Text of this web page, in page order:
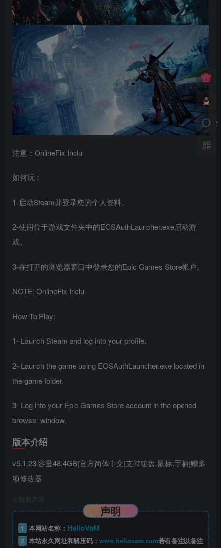
注意：OnlineFix Inclu
如何玩：
1-启动Steam并登录您的个人资料。
2-使用位于游戏文件夹中的EOSAuthLauncher.exe启动游
戏。
3-在打开的浏览器窗口中登录您的Epic Games Store帐户。
NOTE: OnlineFix Inclu
How To Play:
1- Launch Steam and log into your profile.
2- Launch the game using EOSAuthLauncher.exe located in
the game folder.
3- Log into your Epic Games Store account in the opened
browser window.
版本介绍
v5.1.23|容量48.4GB|官方简体中文|支持键盘.鼠标.手柄|赠多
项修改器
版权声明
声明
1 本网站名称： HelloVaM
2 本站永久网址和解压码： www.hellovam.com若有备注以备注